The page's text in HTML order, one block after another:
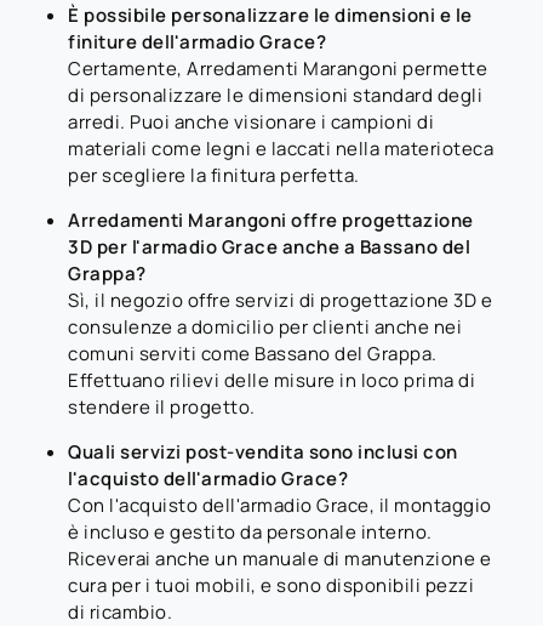
È possibile personalizzare le dimensioni e le
finiture dell'armadio Grace?
Certamente, Arredamenti Marangoni permette
di personalizzare le dimensioni standard degli
arredi. Puoi anche visionare i campioni di
materiali come legni e laccati nella materioteca
per scegliere la finitura perfetta.
Arredamenti Marangoni offre progettazione
3D per l'armadio Grace anche a Bassano del
Grappa?
Sì, il negozio offre servizi di progettazione 3D e
consulenze a domicilio per clienti anche nei
comuni serviti come Bassano del Grappa.
Effettuano rilievi delle misure in loco prima di
stendere il progetto.
Quali servizi post-vendita sono inclusi con
l'acquisto dell'armadio Grace?
Con l'acquisto dell'armadio Grace, il montaggio
è incluso e gestito da personale interno.
Riceverai anche un manuale di manutenzione e
cura per i tuoi mobili, e sono disponibili pezzi
di ricambio.